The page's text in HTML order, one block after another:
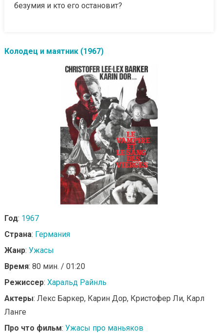
безумия и кто его остановит?
Колодец и маятник (1967)
Год: 1967
Страна: Германия
Жанр: Ужасы
Время: 80 мин. / 01:20
Режиссер: Харальд Райнль
Актеры: Лекс Баркер, Карин Дор, Кристофер Ли, Карл
Ланге
Про что фильм: Ужасы про маньяков